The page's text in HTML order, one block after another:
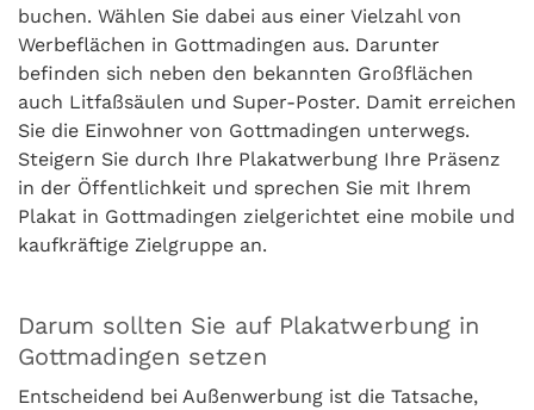
buchen. Wählen Sie dabei aus einer Vielzahl von
Werbeflächen in Gottmadingen aus. Darunter
befinden sich neben den bekannten Großflächen
auch Litfaßsäulen und Super-Poster. Damit erreichen
Sie die Einwohner von Gottmadingen unterwegs.
Steigern Sie durch Ihre Plakatwerbung Ihre Präsenz
in der Öffentlichkeit und sprechen Sie mit Ihrem
Plakat in Gottmadingen zielgerichtet eine mobile und
kaufkräftige Zielgruppe an.
Darum sollten Sie auf Plakatwerbung in
Gottmadingen setzen
Entscheidend bei Außenwerbung ist die Tatsache,